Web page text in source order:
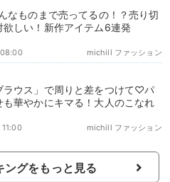
なものまで売ってるの！？売り切
欲しい！新作アイテム6連発
michill ファッション
ラウス」で周りと差をつけて♡パ
も華やかにキマる！大人のこなれ
michill ファッション
ングをもっと見る